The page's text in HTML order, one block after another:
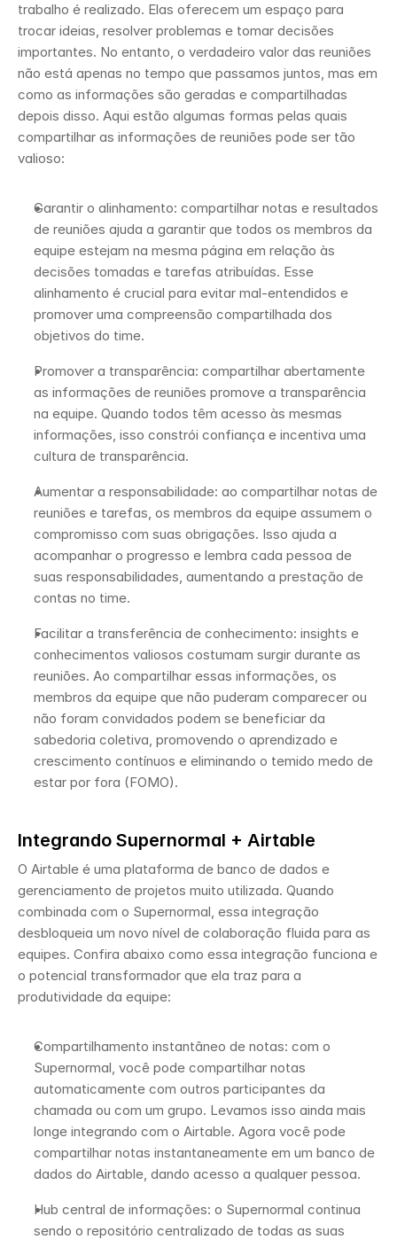
trabalho é realizado. Elas oferecem um espaço para
trocar ideias, resolver problemas e tomar decisões
importantes. No entanto, o verdadeiro valor das reuniões
não está apenas no tempo que passamos juntos, mas em
como as informações são geradas e compartilhadas
depois disso. Aqui estão algumas formas pelas quais
compartilhar as informações de reuniões pode ser tão
valioso:
Garantir o alinhamento: compartilhar notas e resultados
de reuniões ajuda a garantir que todos os membros da
equipe estejam na mesma página em relação às
decisões tomadas e tarefas atribuídas. Esse
alinhamento é crucial para evitar mal-entendidos e
promover uma compreensão compartilhada dos
objetivos do time.
Promover a transparência: compartilhar abertamente
as informações de reuniões promove a transparência
na equipe. Quando todos têm acesso às mesmas
informações, isso constrói confiança e incentiva uma
cultura de transparência.
Aumentar a responsabilidade: ao compartilhar notas de
reuniões e tarefas, os membros da equipe assumem o
compromisso com suas obrigações. Isso ajuda a
acompanhar o progresso e lembra cada pessoa de
suas responsabilidades, aumentando a prestação de
contas no time.
Facilitar a transferência de conhecimento: insights e
conhecimentos valiosos costumam surgir durante as
reuniões. Ao compartilhar essas informações, os
membros da equipe que não puderam comparecer ou
não foram convidados podem se beneficiar da
sabedoria coletiva, promovendo o aprendizado e
crescimento contínuos e eliminando o temido medo de
estar por fora (FOMO).
Integrando Supernormal + Airtable
O Airtable é uma plataforma de banco de dados e
gerenciamento de projetos muito utilizada. Quando
combinada com o Supernormal, essa integração
desbloqueia um novo nível de colaboração fluida para as
equipes. Confira abaixo como essa integração funciona e
o potencial transformador que ela traz para a
produtividade da equipe:
Compartilhamento instantâneo de notas: com o
Supernormal, você pode compartilhar notas
automaticamente com outros participantes da
chamada ou com um grupo. Levamos isso ainda mais
longe integrando com o Airtable. Agora você pode
compartilhar notas instantaneamente em um banco de
dados do Airtable, dando acesso a qualquer pessoa.
Hub central de informações: o Supernormal continua
sendo o repositório centralizado de todas as suas